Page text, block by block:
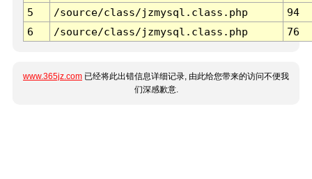
5
/source/class/jzmysql.class.php
94
6
/source/class/jzmysql.class.php 76
www.365jz.com 已经将此出错信息详细记录, 由此给您带来的访问不便我
们深感歉意.